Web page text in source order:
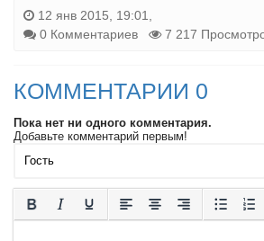
12 янв 2015, 19:01,
0 Комментариев
7 217
КОММЕНТАРИИ 0
Пока нет ни одного комментария.
Добавьте комментарий первым!